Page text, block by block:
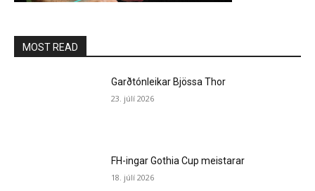
MOST READ
Garðtónleikar Bjössa Thor
23. júlí 2026
FH-ingar Gothia Cup meistarar
18. júlí 2026